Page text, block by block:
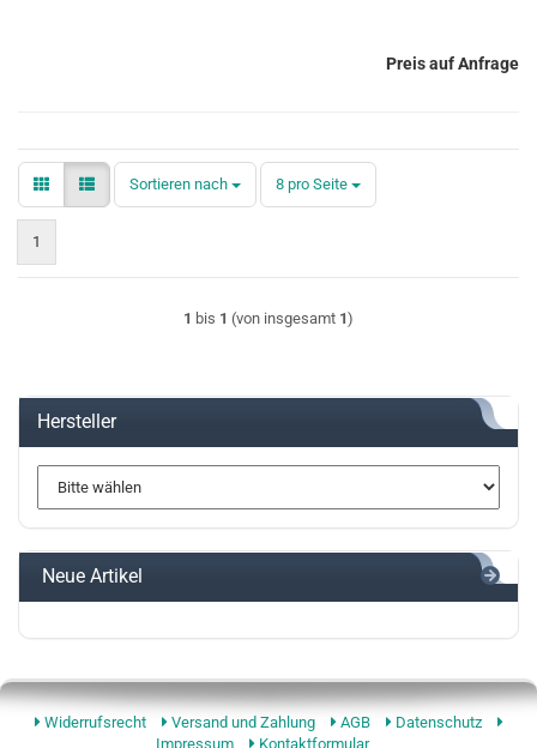
Preis auf Anfrage
Sortieren nach
Sortieren nach 8 pro Seite
pro Seite
1
1 bis 1 (von insgesamt 1)
Hersteller
Neue Artikel
Widerrufsrecht Versand und Zahlung AGB
Datenschutz
Impressum
Kontaktformular